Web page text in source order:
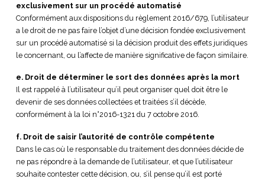
exclusivement sur un procédé automatisé
Conformément aux dispositions du règlement 2016/679, l’utilisateur
a le droit de ne pas faire l’objet d’une décision fondée exclusivement
sur un procédé automatisé si la décision produit des effets juridiques
le concernant, ou l’affecte de manière significative de façon similaire.
e. Droit de déterminer le sort des données après la mort
Il est rappelé à l’utilisateur qu’il peut organiser quel doit être le
devenir de ses données collectées et traitées s’il décède,
conformément à la loi n°2016-1321 du 7 octobre 2016.
f. Droit de saisir l’autorité de contrôle compétente
Dans le cas où le responsable du traitement des données décide de
ne pas répondre à la demande de l’utilisateur, et que l’utilisateur
souhaite contester cette décision, ou, s’il pense qu’il est porté